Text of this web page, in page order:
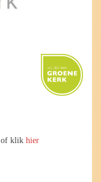
of klik hier